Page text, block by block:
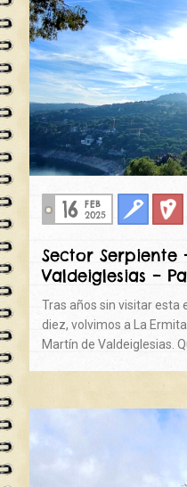
Clasica
16 FEB
2025
Sector Serpiente
Valdeiglesias –
Tras años sin visitar esta
diez, volvimos a La
Martín de Valdeiglesias.